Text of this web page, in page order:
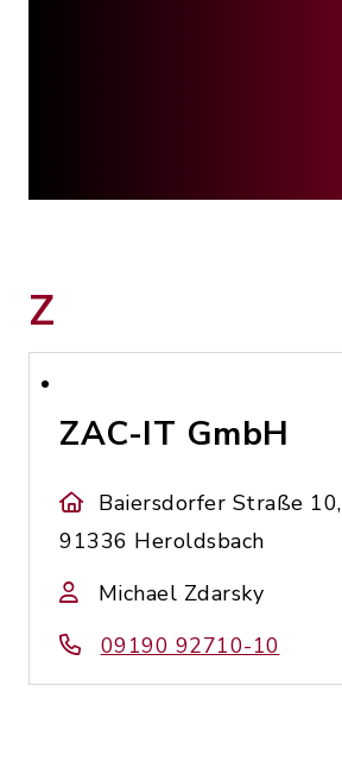
Z
ZAC-IT GmbH
Baiersdorfer Straße 10,
91336 Heroldsbach
Michael Zdarsky
09190 92710-10